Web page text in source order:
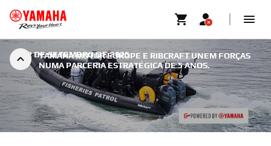
YAMAHA MOTOR EUROPE E RIBCRAFT UNEM FORÇAS
NUMA PARCERIA ESTRATÉGICA DE 5 ANOS.
22 DE SETEMBRO DE 2025